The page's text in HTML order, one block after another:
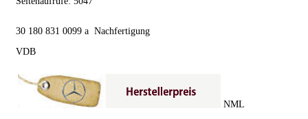
30 180 831 0099 a Nachfertigung
VDB
NML